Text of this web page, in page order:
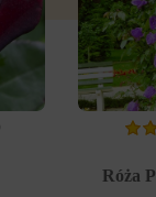
Róża